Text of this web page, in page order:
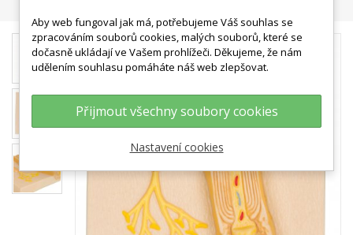
Aby web fungoval jak má, potřebujeme Váš souhlas se
zpracováním souborů cookies, malých souborů, které se
dočasně ukládají ve Vašem prohlížeči. Děkujeme, že nám
udělením souhlasu pomáháte náš web zlepšovat.
Přijmout všechny soubory cookies
Nastavení cookies